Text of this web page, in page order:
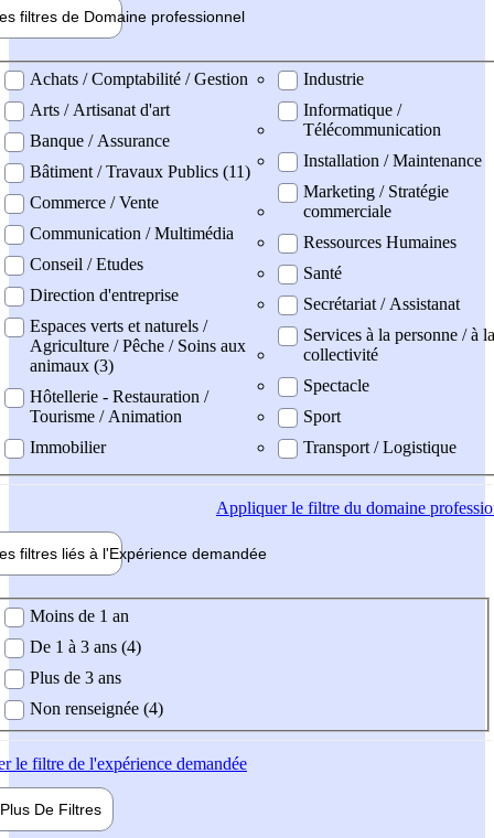
filtres de Domaine professionnel
professionel
Achats / Comptabilité / Gestion
Arts / Artisanat d'art
Banque / Assurance
Bâtiment / Travaux Publics (11)
Commerce / Vente
Communication / Multimédia
Conseil / Etudes
Direction d'entreprise
Espaces verts et naturels /
Agriculture / Pêche / Soins aux
animaux (3)
Hôtellerie - Restauration /
Tourisme / Animation
Immobilier
Industrie
Informatique /
Télécommunication
Installation / Maintenance
Marketing / Stratégie
commerciale
Ressources Humaines
Santé
Secrétariat / Assistanat
Services à la personne / à la
collectivité
Spectacle
Sport
Transport / Logistique
Appliquerle filtre du domaine
filtres liés à l'Expérience demandée
demandée
Moins de 1 an
De 1 à 3 ans (4)
Plus de 3 ans
Non renseignée (4)
le filtre de l'expérience demandée
Plus De Filtres